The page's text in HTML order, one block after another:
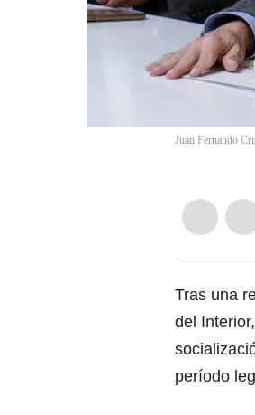
Juan Fernando
Tras una
del Interior,
período